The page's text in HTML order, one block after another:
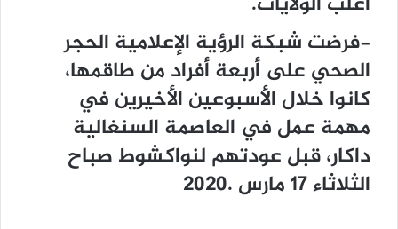
-ﻓﺮﺿﺖ ﺷﺒﻜﺔ ﺍﻟﺮﺅﻳﺔ ﺍﻹﻋﻼﻣﻴﺔ ﺍﻟﺤﺠﺮ
ﺍﻟﺼﺤﻲ ﻋﻠﻰ ﺃﺭﺑﻌﺔ ﺃﻓﺮﺍﺩ ﻣﻦ ﻃﺎﻗﻤﻬﺎ،
ﻛﺎﻧﻮﺍ ﺧﻼﻝ ﺍﻷﺳﺒﻮﻋﻴﻦ ﺍﻷﺧﻴﺮﻳﻦ ﻓﻲ
ﻣﻬﻤﺔ ﻋﻤﻞ ﻓﻲ ﺍﻟﻌﺎﺻﻤﺔ ﺍﻟﺴﻨﻐﺎﻟﻴﺔ
ﺩﺍﻛﺎﺭ، ﻗﺒﻞ ﻋﻮﺩﺗﻬﻢ ﻟﻨﻮﺍﻛﺸﻮﻁ ﺻﺒﺎﺡ
ﺍﻟﺜﻼﺛﺎﺀ 17 ﻣﺎﺭﺱ .2020